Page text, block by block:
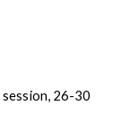
session, 26-30